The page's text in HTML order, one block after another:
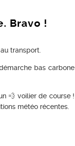
Bravo !
transport.
bas carbone
💨 voilier de course !
météo récentes.